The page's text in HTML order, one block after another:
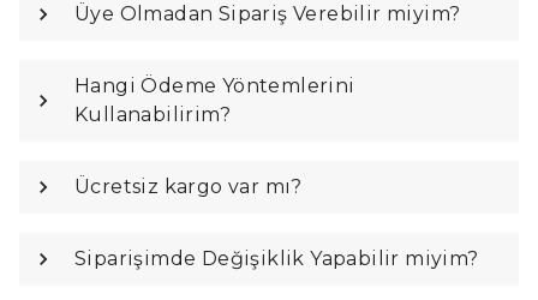
Üye Olmadan Sipariş Verebilir miyim?
Hangi Ödeme Yöntemlerini
Kullanabilirim?
Ücretsiz kargo var mı?
Siparişimde Değişiklik Yapabilir miyim?